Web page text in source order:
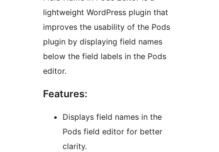
lightweight WordPress plugin that
improves the usability of the Pods
plugin by displaying field names
below the field labels in the Pods
editor.
Features:
Displays field names in the
Pods field editor for better
clarity.